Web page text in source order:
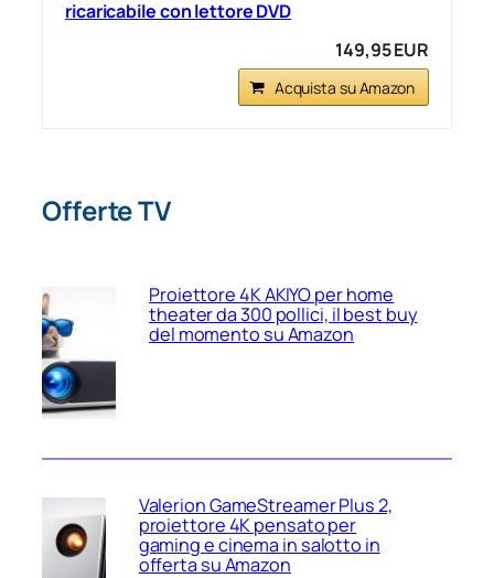
ricaricabile con lettore DVD
149,95 EUR
Acquista su Amazon
Offerte TV
Proiettore 4K AKIYO per home
theater da 300 pollici, il best buy
del momento su Amazon
Valerion GameStreamer Plus 2,
proiettore 4K pensato per
gaming e cinema in salotto in
offerta su Amazon